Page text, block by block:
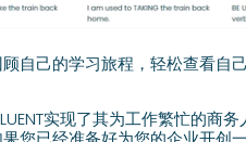
自己的学习旅程，轻松查看自
实现了其为工作繁忙的商